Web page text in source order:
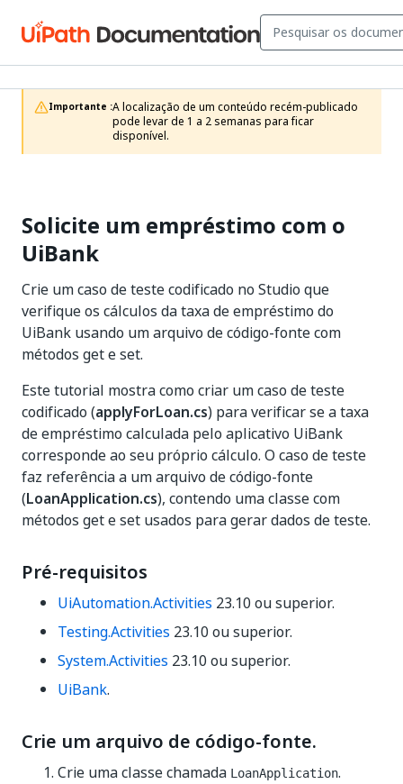
Importante :A localização de um conteúdo recém-publicado
pode levar de 1 a 2 semanas para ficar
disponível.
Solicite um empréstimo com o
UiBank
Crie um caso de teste codificado no Studio que
verifique os cálculos da taxa de empréstimo do
UiBank usando um arquivo de código-fonte com
métodos get e set.
Este tutorial mostra como criar um caso de teste
codificado (applyForLoan.cs) para verificar se a taxa
de empréstimo calculada pelo aplicativo UiBank
corresponde ao seu próprio cálculo. O caso de teste
faz referência a um arquivo de código-fonte
(LoanApplication.cs), contendo uma classe com
métodos get e set usados para gerar dados de teste.
Pré-requisitos
UiAutomation.Activities 23.10 ou superior.
Testing.Activities 23.10 ou superior.
System.Activities 23.10 ou superior.
UiBank.
Crie um arquivo de código-fonte.
Crie uma classe chamada LoanApplication.